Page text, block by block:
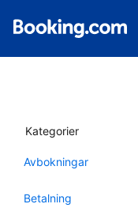
Kategorier
Avbokningar
Betalning